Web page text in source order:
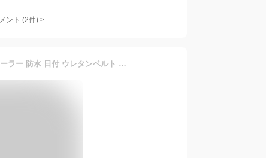
ント (2件) >
[シチズン Q&Q] 腕時計 アナログ 電波 ソーラー 防水 日付 ウレタンベルト MD06-335 メンズ ブラック × ブルー